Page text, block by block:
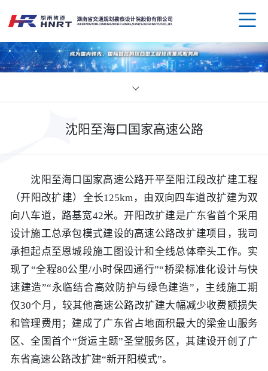
企业
资质
荣誉
历史
企业
公路
水运
市政
轨道
建筑
媒体
党群
公告
时政
科技
创新
博士
特色
知识
人才
招聘
联系
客户
沈阳至海口国家高速公路
沈阳至海口国家高速公路开平至阳江段改扩建工程
（开阳改扩建）全长125km，由双向四车道改扩建为双
向八车道，路基宽42米。开阳改扩建是广东省首个采用
设计施工总承包模式建设的高速公路改扩建项目，我司
承担起点至恩城段施工图设计和全线总体牵头工作。实
现了“全程80公里/小时保四通行”“桥梁标准化设计与快
速建造”“永临结合高效防护与绿色建造”，主线施工期
仅30个月，较其他高速公路改扩建大幅减少收费额损失
和管理费用；建成了广东省占地面积最大的梁金山服务
区、全国首个“货运主题”圣堂服务区，其建设开创了广
东省高速公路改扩建“新开阳模式”。